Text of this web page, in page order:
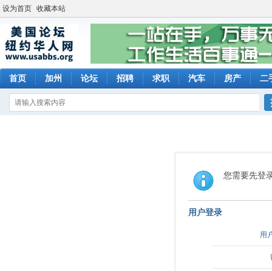
设为首页 收藏本站
首页 加州 论坛 招聘 求职 汽车 房产 二
您需要先登
用户登录
用